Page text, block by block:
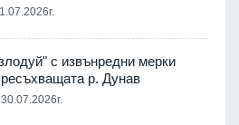
с извънредни мерки
р. Дунав
30.07.2026г.